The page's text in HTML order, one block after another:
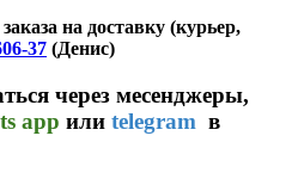
на доставку (курьер,
37 (Денис)
через месенджеры,
app или telegram в